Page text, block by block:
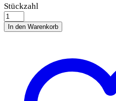
Karlie
Flamingo
Professional
Massagestriegel
Stückzahl
In den Warenkorb